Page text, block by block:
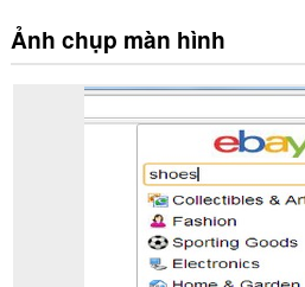
Tiện
ích
Ảnh chụp màn hình